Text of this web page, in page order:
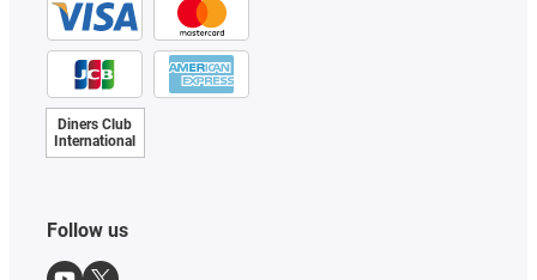
Diners Club
International
Follow us